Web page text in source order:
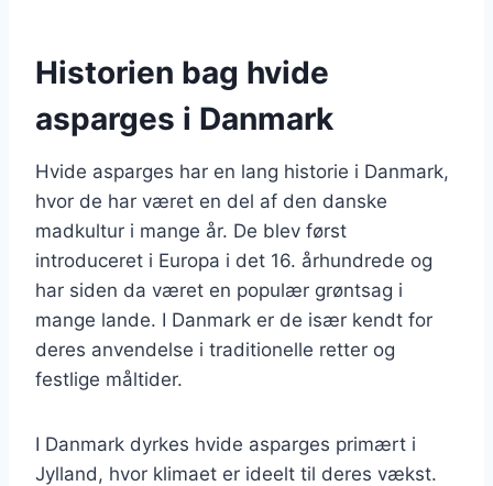
Historien bag hvide
asparges i Danmark
Hvide asparges har en lang historie i Danmark,
hvor de har været en del af den danske
madkultur i mange år. De blev først
introduceret i Europa i det 16. århundrede og
har siden da været en populær grøntsag i
mange lande. I Danmark er de især kendt for
deres anvendelse i traditionelle retter og
festlige måltider.
I Danmark dyrkes hvide asparges primært i
Jylland, hvor klimaet er ideelt til deres vækst.